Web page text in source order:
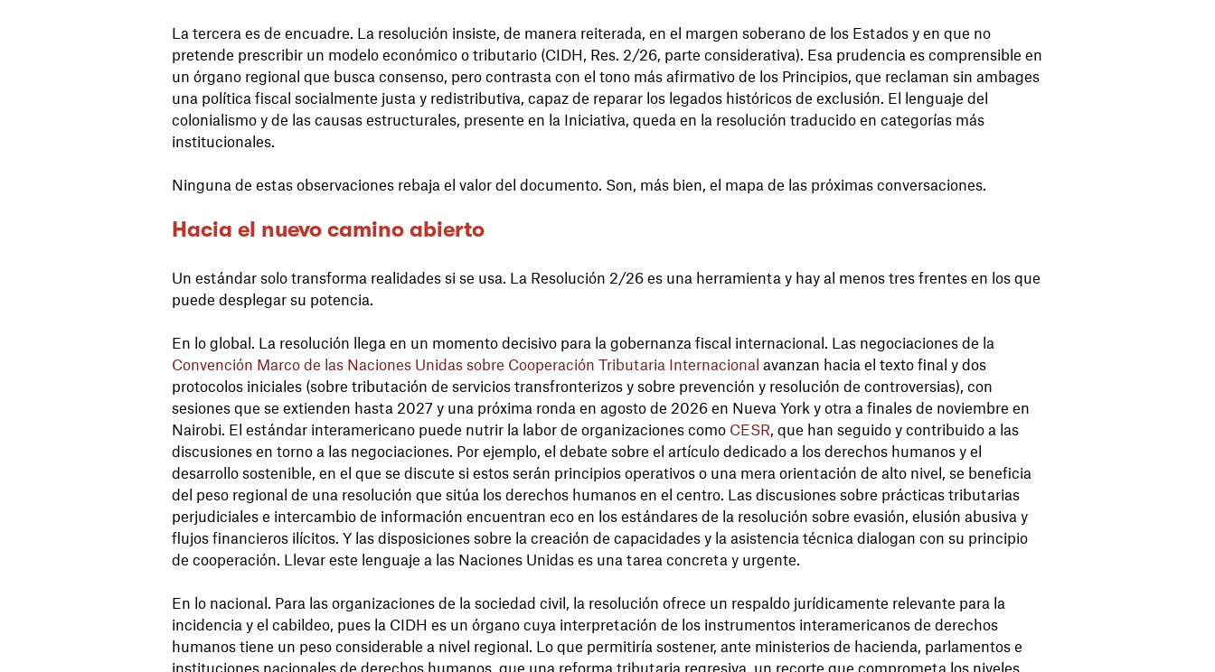
La tercera es de encuadre. La resolución insiste, de manera reiterada, en el margen soberano de los Estados y en que no
pretende prescribir un modelo económico o tributario (CIDH, Res. 2/26, parte considerativa). Esa prudencia es comprensible en
un órgano regional que busca consenso, pero contrasta con el tono más afirmativo de los Principios, que reclaman sin ambages
una política fiscal socialmente justa y redistributiva, capaz de reparar los legados históricos de exclusión. El lenguaje del
colonialismo y de las causas estructurales, presente en la Iniciativa, queda en la resolución traducido en categorías más
institucionales.
Ninguna de estas observaciones rebaja el valor del documento. Son, más bien, el mapa de las próximas conversaciones.
Hacia el nuevo camino abierto
Un estándar solo transforma realidades si se usa. La Resolución 2/26 es una herramienta y hay al menos tres frentes en los que
puede desplegar su potencia.
En lo global. La resolución llega en un momento decisivo para la gobernanza fiscal internacional. Las negociaciones de la
Convención Marco de las Naciones Unidas sobre Cooperación Tributaria Internacional avanzan hacia el texto final y dos
protocolos iniciales (sobre tributación de servicios transfronterizos y sobre prevención y resolución de controversias), con
sesiones que se extienden hasta 2027 y una próxima ronda en agosto de 2026 en Nueva York y otra a finales de noviembre en
Nairobi. El estándar interamericano puede nutrir la labor de organizaciones como CESR, que han seguido y contribuido a las
discusiones en torno a las negociaciones. Por ejemplo, el debate sobre el artículo dedicado a los derechos humanos y el
desarrollo sostenible, en el que se discute si estos serán principios operativos o una mera orientación de alto nivel, se beneficia
del peso regional de una resolución que sitúa los derechos humanos en el centro. Las discusiones sobre prácticas tributarias
perjudiciales e intercambio de información encuentran eco en los estándares de la resolución sobre evasión, elusión abusiva y
flujos financieros ilícitos. Y las disposiciones sobre la creación de capacidades y la asistencia técnica dialogan con su principio
de cooperación. Llevar este lenguaje a las Naciones Unidas es una tarea concreta y urgente.
En lo nacional. Para las organizaciones de la sociedad civil, la resolución ofrece un respaldo jurídicamente relevante para la
incidencia y el cabildeo, pues la CIDH es un órgano cuya interpretación de los instrumentos interamericanos de derechos
humanos tiene un peso considerable a nivel regional. Lo que permitiría sostener, ante ministerios de hacienda, parlamentos e
instituciones nacionales de derechos humanos, que una reforma tributaria regresiva, un recorte que comprometa los niveles